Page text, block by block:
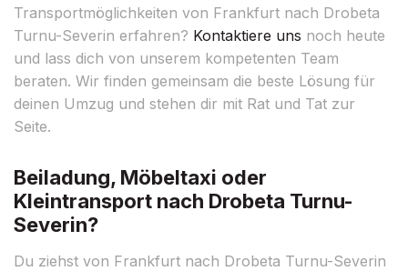
Transportmöglichkeiten von Frankfurt nach Drobeta
Turnu-Severin erfahren? Kontaktiere uns noch heute
und lass dich von unserem kompetenten Team
beraten. Wir finden gemeinsam die beste Lösung für
deinen Umzug und stehen dir mit Rat und Tat zur
Seite.
Beiladung, Möbeltaxi oder
Kleintransport nach Drobeta Turnu-
Severin?
Du ziehst von Frankfurt nach Drobeta Turnu-Severin